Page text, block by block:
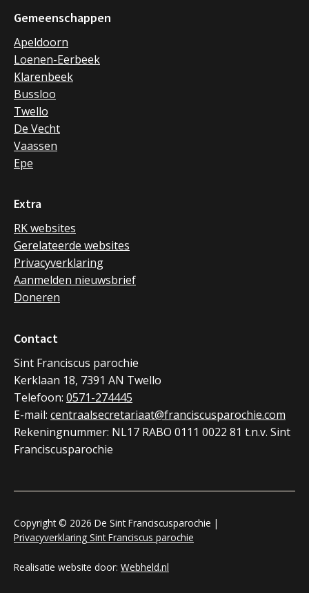
Gemeenschappen
Apeldoorn
Loenen-Eerbeek
Klarenbeek
Bussloo
Twello
De Vecht
Vaassen
Epe
Extra
RK websites
Gerelateerde websites
Privacyverklaring
Aanmelden nieuwsbrief
Doneren
Contact
Sint Franciscus parochie
Kerklaan 18, 7391 AN Twello
Telefoon: 0571-274445
E-mail: centraalsecretariaat@franciscusparochie.com
Rekeningnummer: NL17 RABO 0111 0022 81 t.n.v. Sint
Franciscusparochie
Copyright © 2026 De Sint Franciscusparochie |
Privacyverklaring Sint Franciscus parochie
Realisatie website door: Webheld.nl